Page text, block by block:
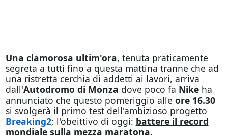
Una clamorosa ultim'ora, tenuta praticamente
segreta a tutti fino a questa mattina tranne che ad
una ristretta cerchia di addetti ai lavori, arriva
dall'Autodromo di Monza dove poco fa Nikeha
annunciato che questo pomeriggio alle ore 16.30
si svolgerà il primo test dell'ambizioso progetto
Breaking2; l'obeittivo di oggi: battere il record
mondiale sulla mezza maratona.